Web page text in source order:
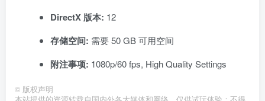
DirectX 版本: 12
存储空间: 需要 50 GB 可用空间
附注事项: 1080p/60 fps, High Quality Settings
© 版权声明